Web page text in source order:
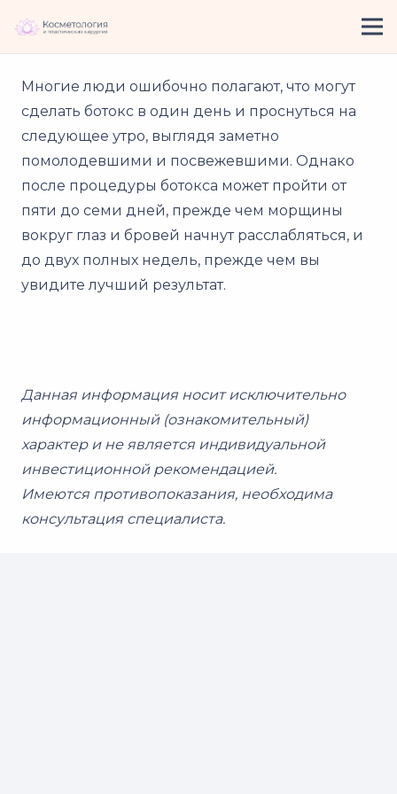
Многие люди ошибочно полагают, что могут
сделать ботокс в один день и проснуться на
следующее утро, выглядя заметно
помолодевшими и посвежевшими. Однако
после процедуры ботокса может пройти от
пяти до семи дней, прежде чем морщины
вокруг глаз и бровей начнут расслабляться, и
до двух полных недель, прежде чем вы
увидите лучший результат.
Данная информация носит исключительно
информационный (ознакомительный)
характер и не является индивидуальной
инвестиционной рекомендацией.
Имеются противопоказания, необходима
консультация специалиста.